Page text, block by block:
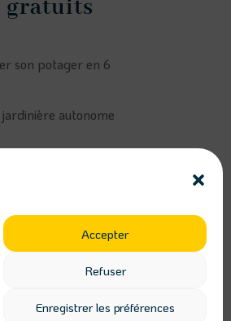
Accepter
Refuser
Enregistrer les préférences
gratuits
son potager en 6
autonome
sur les